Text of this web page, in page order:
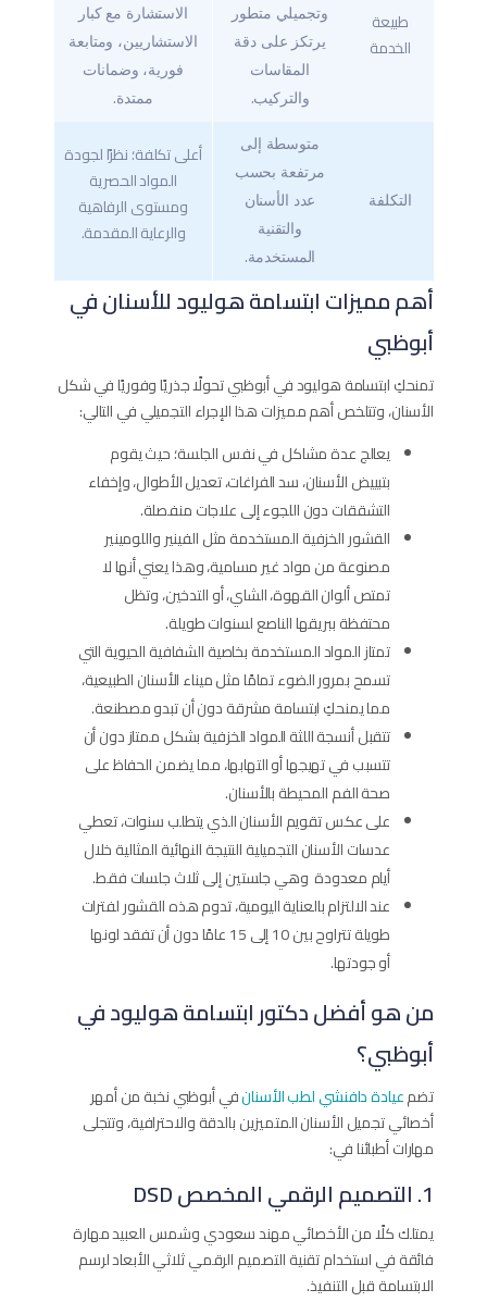
طبيعة
الخدمة
وتجميلي متطور
يرتكز على دقة
المقاسات
والتركيب.
الاستشارة مع كبار
الاستشاريين، ومتابعة
فورية، وضمانات
ممتدة.
التكلفة
متوسطة إلى
مرتفعة بحسب
عدد الأسنان
والتقنية
المستخدمة.
أعلى تكلفة؛ نظرًا لجودة
المواد الحصرية
ومستوى الرفاهية
والرعاية المقدمة.
أهم مميزات ابتسامة هوليود للأسنان في
أبوظبي
تمنحكِ ابتسامة هوليود في أبوظبي تحولًا جذريًا وفوريًا في شكل
الأسنان، وتتلخص أهم مميزات هذا الإجراء التجميلي في التالي:
يعالج عدة مشاكل في نفس الجلسة؛ حيث يقوم
بتبييض الأسنان، سد الفراغات، تعديل الأطوال، وإخفاء
التشققات دون اللجوء إلى علاجات منفصلة.
القشور الخزفية المستخدمة مثل الفينير واللومينير
مصنوعة من مواد غير مسامية، وهذا يعني أنها لا
تمتص ألوان القهوة، الشاي، أو التدخين، وتظل
محتفظة ببريقها الناصع لسنوات طويلة.
تمتاز المواد المستخدمة بخاصية الشفافية الحيوية التي
تسمح بمرور الضوء تمامًا مثل ميناء الأسنان الطبيعية،
مما يمنحكِ ابتسامة مشرقة دون أن تبدو مصطنعة.
تتقبل أنسجة اللثة المواد الخزفية بشكل ممتاز دون أن
تتسبب في تهيجها أو التهابها، مما يضمن الحفاظ على
صحة الفم المحيطة بالأسنان.
على عكس تقويم الأسنان الذي يتطلب سنوات، تعطي
عدسات الأسنان التجميلية النتيجة النهائية المثالية خلال
أيام معدودة وهي جلستين إلى ثلاث جلسات فقط.
عند الالتزام بالعناية اليومية، تدوم هذه القشور لفترات
طويلة تتراوح بين 10 إلى 15 عامًا دون أن تفقد لونها
أو جودتها.
من هو أفضل دكتور ابتسامة هوليود في
أبوظبي؟
تضمعيادة دافنشي لطب الأسنانفي أبوظبي نخبة من أمهر
أخصائي تجميل الأسنان المتميزين بالدقة والاحترافية، وتتجلى
مهارات أطبائنا في:
1. التصميم الرقمي المخصص DSD
يمتلك كلًا من الأخصائي مهند سعودي وشمس العبيد مهارة
فائقة في استخدام تقنية التصميم الرقمي ثلاثي الأبعاد لرسم
الابتسامة قبل التنفيذ.